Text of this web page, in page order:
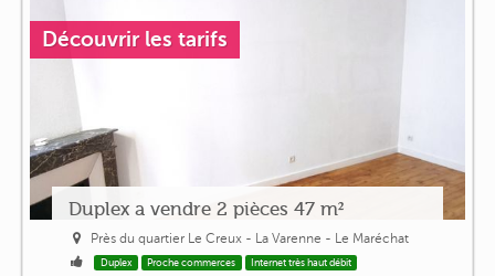
Découvrir les tarifs
Duplex a vendre 2 pièces 47 m²
Près du quartier Le Creux - La Varenne - Le Maréchat
Duplex Proche commerces Internet très haut débit